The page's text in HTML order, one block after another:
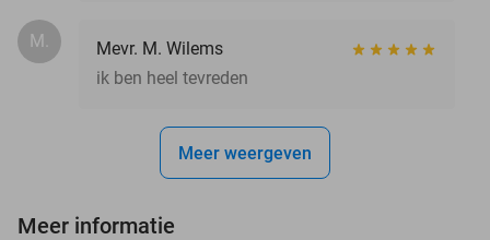
M.
Mevr. M. Wilems
ik ben heel tevreden
Meer weergeven
Meer informatie